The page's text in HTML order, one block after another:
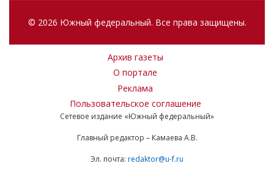
© 2026 Южный федеральный. Все права защищены.
Архив газеты
О портале
Реклама
Пользовательское соглашение
Сетевое издание «Южный федеральный»
Главный редактор – Камаева А.В.
Эл. почта: redaktor@u-f.ru